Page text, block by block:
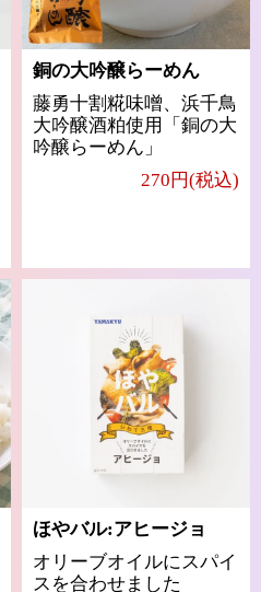
銅の大吟醸らーめん
藤勇十割糀味噌、浜千鳥
大吟醸酒粕使用「銅の大
吟醸らーめん」
270円(税込)
ほやバル:アヒージョ
オリーブオイルにスパイ
スを合わせました